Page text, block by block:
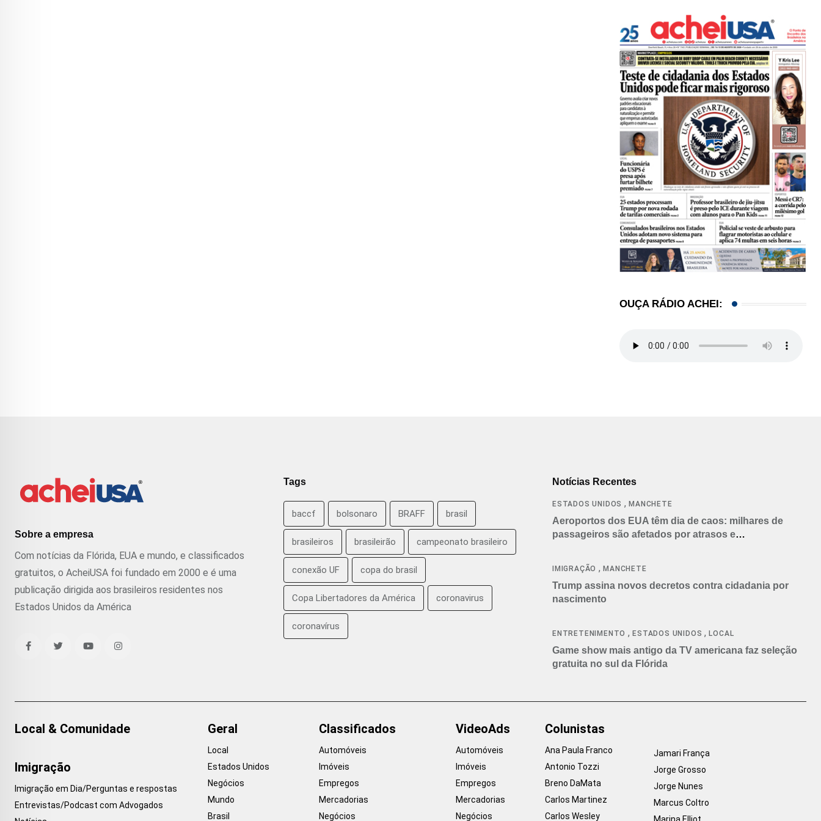
OUÇA RÁDIO ACHEI:
Sobre a empresa
Com notícias da Flórida, EUA e mundo, e classificados
gratuitos, o AcheiUSA foi fundado em 2000 e é uma
publicação dirigida aos brasileiros residentes nos
Estados Unidos da América
Tags
baccf bolsonaro BRAFF brasil
brasileiros brasileirão campeonato brasileiro
conexão UF copa do brasil
Copa Libertadores da América coronavirus
coronavírus
Notícias Recentes
ESTADOS UNIDOS ,MANCHETE
Aeroportos dos EUA têm dia de caos: milhares de
passageiros são afetados por atrasos e
IMIGRAÇÃO ,MANCHETE
Trump assina novos decretos contra cidadania por
nascimento
ENTRETENIMENTO ,ESTADOS UNIDOS ,LOCAL
Game show mais antigo da TV americana faz seleção
gratuita no sul da Flórida
Local & Comunidade
Imigração
Imigração em Dia/Perguntas e respostas
Entrevistas/Podcast com Advogados
Geral
Local
Estados Unidos
Negócios
Mundo
Brasil
Classificados
Automóveis
Imóveis
Empregos
Mercadorias
Negócios
VideoAds
Automóveis
Imóveis
Empregos
Mercadorias
Negócios
Colunistas
Ana Paula Franco
Antonio Tozzi
Breno DaMata
Carlos Martinez
Carlos Wesley
Jamari França
Jorge Grosso
Jorge Nunes
Marcus Coltro